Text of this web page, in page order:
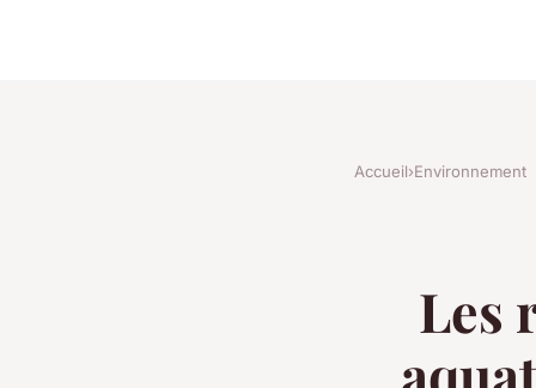
Accueil›Environnement
Les